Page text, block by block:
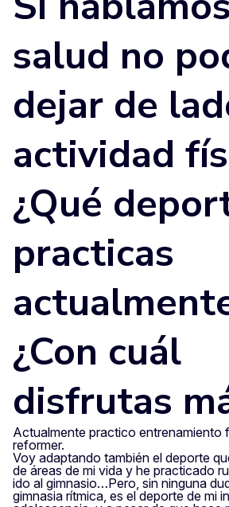
salud no
dejar de
actividad
¿Qué
practicas
¿Con cuál
disfrutas
Actualmente practico entrenamiento
reformer.
Voy adaptando también el deporte
de áreas de mi vida y he practicado
ido al gimnasio…Pero, sin ninguna
gimnasia rítmica, es el deporte de mi